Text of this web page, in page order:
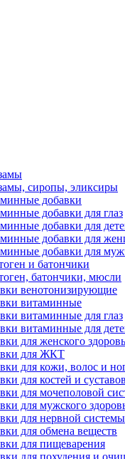
сиропы, эликсиры
добавки
добавки для глаз
добавки для
добавки для
добавки для
и батончики
батончики, мюсли
венотонизирующие
витаминные
витаминные для глаз
витаминные для
для женского
для ЖКТ
для кожи, волос и
для костей и суставов
для мочеполовой
для мужского
для нервной системы
для обмена веществ
для пищеварения
для похудения и